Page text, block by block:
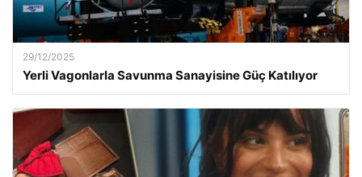
29/12/2025
Yerli Vagonlarla Savunma Sanayisine Güç Katılıyor